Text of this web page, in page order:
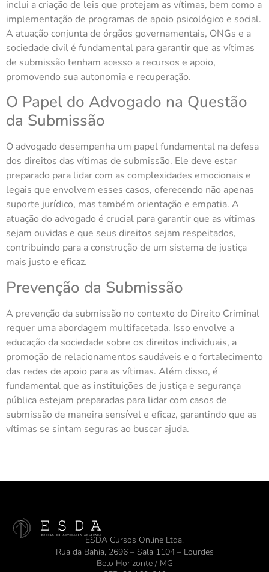
inclui a criação de leis que protejam as vítimas, bem como a
implementação de programas de apoio psicológico e social.
A atuação conjunta de órgãos governamentais, ONGs e a
sociedade civil é fundamental para garantir que as vítimas
de submissão tenham acesso a recursos e apoio,
promovendo sua autonomia e recuperação.
O Papel do Advogado na Questão
da Submissão
O advogado desempenha um papel fundamental na defesa
dos direitos das vítimas de submissão. Ele deve estar
preparado para lidar com as complexidades emocionais e
legais que envolvem esses casos, oferecendo não apenas
suporte jurídico, mas também orientação e empatia. A
atuação do advogado é crucial para garantir que as vítimas
sejam ouvidas e que seus direitos sejam respeitados,
contribuindo para a construção de um sistema de justiça
mais justo e eficaz.
Prevenção da Submissão
A prevenção da submissão no contexto do Direito Criminal
requer uma abordagem multifacetada. Isso envolve a
educação da sociedade sobre os direitos individuais, a
promoção de relacionamentos saudáveis e o fortalecimento
das redes de apoio para as vítimas. Além disso, é
fundamental que as instituições de justiça e segurança
pública estejam preparadas para lidar com casos de
submissão de maneira sensível e eficaz, garantindo que as
vítimas se sintam seguras ao buscar ajuda.
ESDA Cursos Online Ltda.
Rua da Bahia, 2696 – Sala 1104 – Lourdes
Belo Horizonte / MG